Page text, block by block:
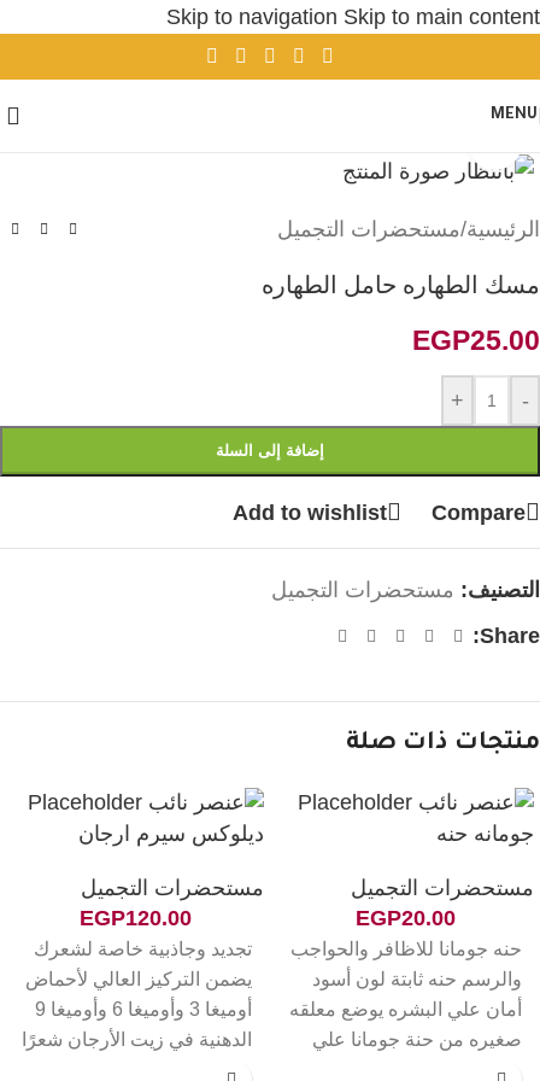
Skip to navigation Skip to main content
MENU
الرئيسية/مستحضرات التجميل
مسك الطهاره حامل الطهاره
EGP25.00
-
+
إضافة إلى السلة
Compare
Add to wishlist
التصنيف: مستحضرات التجميل
Share:
منتجات ذات صلة
جومانه حنه
مستحضرات التجميل
EGP20.00
حنه جومانا للاظافر والحواجب
والرسم حنه ثابتة لون أسود
أمان علي البشره يوضع معلقه
صغيره من حنة جومانا علي
ملعقه صغيرة من المثبت حتي
ديلوكس سيرم ارجان
مستحضرات التجميل
EGP120.00
تجديد وجاذبية خاصة لشعرك
يضمن التركيز العالي لأحماض
أوميغا 3 وأوميغا 6 وأوميغا 9
الدهنية في زيت الأرجان شعرًا
جذابًا